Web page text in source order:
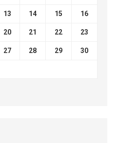
13 14 15 16
20 21 22 23
27 28 29 30